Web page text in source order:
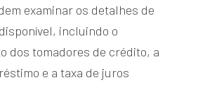
examinar os detalhes de
incluindo o
dos tomadores de crédito, a
e a taxa de juros